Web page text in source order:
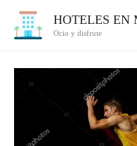
HOTELES EN
Ocio y disfrute